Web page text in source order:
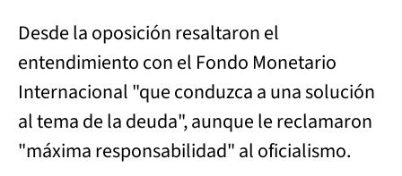
Desde la oposición resaltaron el
entendimiento con el Fondo Monetario
Internacional "que conduzca a una solución
al tema de la deuda", aunque le reclamaron
"máxima responsabilidad" al oficialismo.